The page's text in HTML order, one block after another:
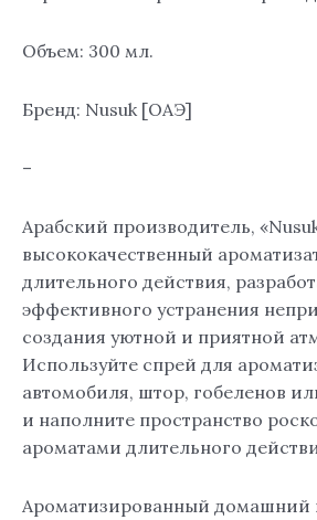
Объем: 300 мл.
Бренд: Nusuk [ОАЭ]
–
Арабский производитель,
высококачественный
длительного действия,
эффективного устранения
создания уютной и приятной
Используйте спрей для
автомобиля, штор, гобеленов
и наполните пространство
ароматами длительного
Ароматизированный домашний